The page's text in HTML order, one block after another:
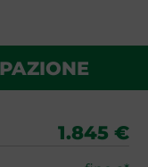
1.845 €